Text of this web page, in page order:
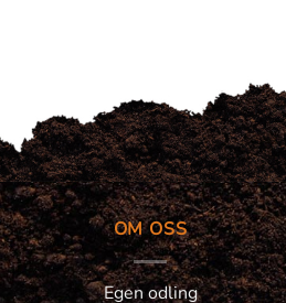
OM OSS
Egen odling